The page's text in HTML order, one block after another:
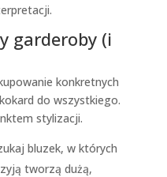
garderoby (i
konkretnych
do wszystkiego.
stylizacji.
bluzek, w których
tworzą dużą,